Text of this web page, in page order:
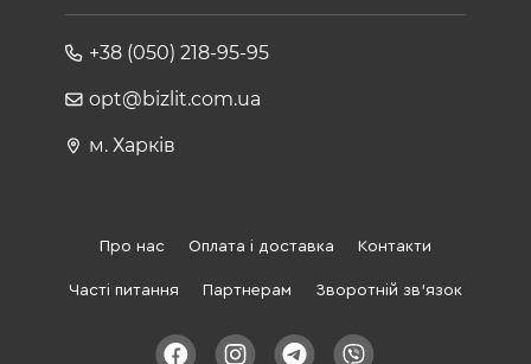
+38 (050) 218-95-95
opt@bizlit.com.ua
м. Харків
Про нас Оплата і доставка Контакти
Часті питання Партнерам Зворотній зв'язок